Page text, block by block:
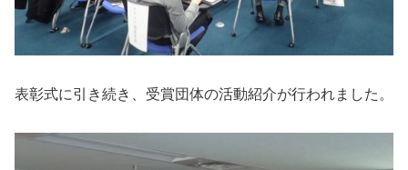
表彰式に引き続き、受賞団体の活動紹介が行われました。